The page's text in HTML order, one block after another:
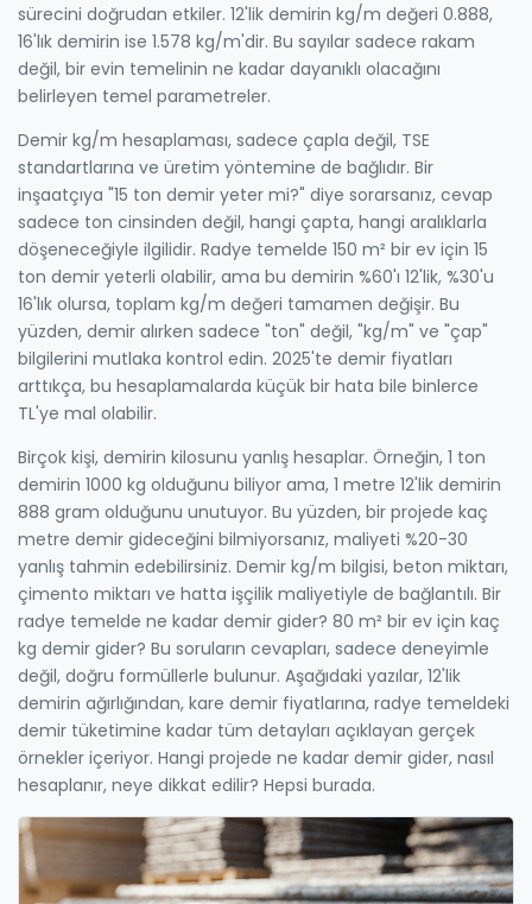
sürecini doğrudan etkiler. 12'lik demirin kg/m değeri 0.888,
16'lık demirin ise 1.578 kg/m'dir. Bu sayılar sadece rakam
değil, bir evin temelinin ne kadar dayanıklı olacağını
belirleyen temel parametreler.
Demir kg/m hesaplaması, sadece çapla değil, TSE
standartlarına ve üretim yöntemine de bağlıdır. Bir
inşaatçıya "15 ton demir yeter mi?" diye sorarsanız, cevap
sadece ton cinsinden değil, hangi çapta, hangi aralıklarla
döşeneceğiyle ilgilidir. Radye temelde 150 m² bir ev için 15
ton demir yeterli olabilir, ama bu demirin %60'ı 12'lik, %30'u
16'lık olursa, toplam kg/m değeri tamamen değişir. Bu
yüzden, demir alırken sadece "ton" değil, "kg/m" ve "çap"
bilgilerini mutlaka kontrol edin. 2025'te demir fiyatları
arttıkça, bu hesaplamalarda küçük bir hata bile binlerce
TL'ye mal olabilir.
Birçok kişi, demirin kilosunu yanlış hesaplar. Örneğin, 1 ton
demirin 1000 kg olduğunu biliyor ama, 1 metre 12'lik demirin
888 gram olduğunu unutuyor. Bu yüzden, bir projede kaç
metre demir gideceğini bilmiyorsanız, maliyeti %20-30
yanlış tahmin edebilirsiniz. Demir kg/m bilgisi, beton miktarı,
çimento miktarı ve hatta işçilik maliyetiyle de bağlantılı. Bir
radye temelde ne kadar demir gider? 80 m² bir ev için kaç
kg demir gider? Bu soruların cevapları, sadece deneyimle
değil, doğru formüllerle bulunur. Aşağıdaki yazılar, 12'lik
demirin ağırlığından, kare demir fiyatlarına, radye temeldeki
demir tüketimine kadar tüm detayları açıklayan gerçek
örnekler içeriyor. Hangi projede ne kadar demir gider, nasıl
hesaplanır, neye dikkat edilir? Hepsi burada.